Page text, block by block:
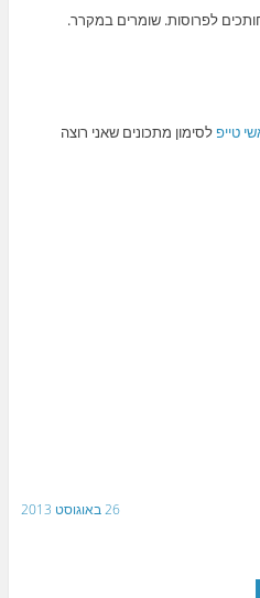
לפרוסות. שומרים במקרר.
טייפ לסימון מתכונים שאני רוצה
26 באוגוסט 2013